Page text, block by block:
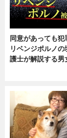
同意があっても犯
リベンジポルノ
護士が解説する